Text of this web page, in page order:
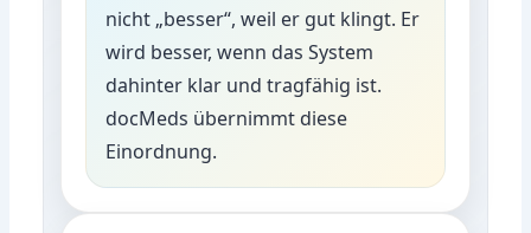
nicht „besser“, weil er gut klingt. Er
wird besser, wenn das System
dahinter klar und tragfähig ist.
docMeds übernimmt diese
Einordnung.